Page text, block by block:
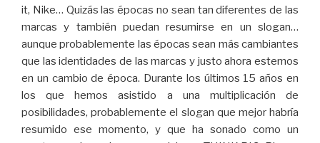
it, Nike… Quizás las épocas no sean tan diferentes de las
marcas y también puedan resumirse en un slogan…
aunque probablemente las épocas sean más cambiantes
que las identidades de las marcas y justo ahora estemos
en un cambio de época. Durante los últimos 15 años en
los que hemos asistido a una multiplicación de
posibilidades, probablemente el slogan que mejor habría
resumido ese momento, y que ha sonado como un